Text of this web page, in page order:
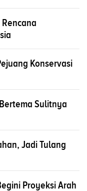
Konservasi
Sulitnya
Jadi Tulang
Proyeksi Arah